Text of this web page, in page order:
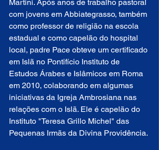
Martini. Após anos de trabalho pastoral
com jovens em Abbiategrasso, também
como professor de religião na escola
estadual e como capelão do hospital
local, padre Pace obteve um certificado
em Islã no Pontifício Instituto de
Estudos Árabes e Islâmicos em Roma
em 2010, colaborando em algumas
iniciativas da Igreja Ambrosiana nas
relações com o Islã. Ele é capelão do
Instituto "Teresa Grillo Michel" das
Pequenas Irmãs da Divina Providência.